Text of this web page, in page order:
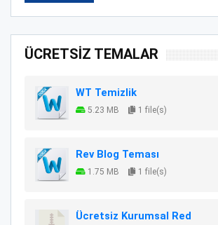
ÜCRETSİZ TEMALAR
WT Temizlik
5.23 MB 1 file(s)
Rev Blog Teması
1.75 MB 1 file(s)
Ücretsiz Kurumsal Red